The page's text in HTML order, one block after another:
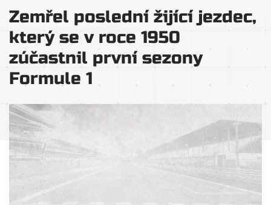
Zemřel poslední žijící jezdec,
který se v roce 1950
zúčastnil první sezony
Formule 1